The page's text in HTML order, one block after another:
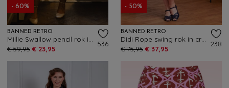
- 60%
BANNED RETRO
€ 59,95 € 23,95
536
- 50%
BANNED RETRO
€ 75,95 € 37,95
238